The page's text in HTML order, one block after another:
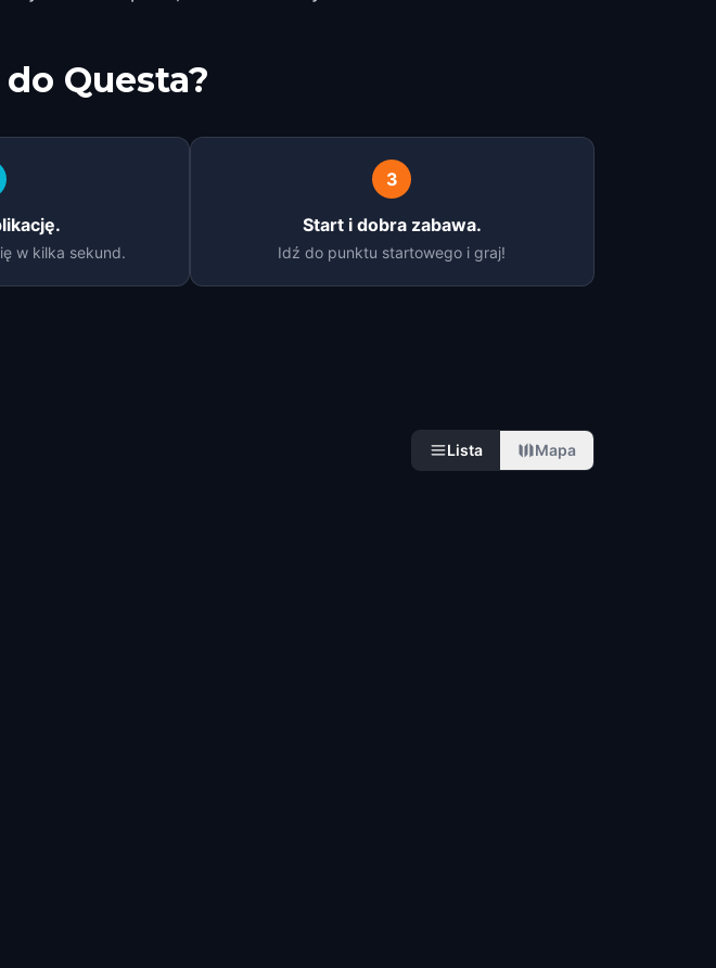
Questa?
w kilka sekund.
3
Start i dobra zabawa.
Idź do punktu startowego i graj!
Lista Mapa